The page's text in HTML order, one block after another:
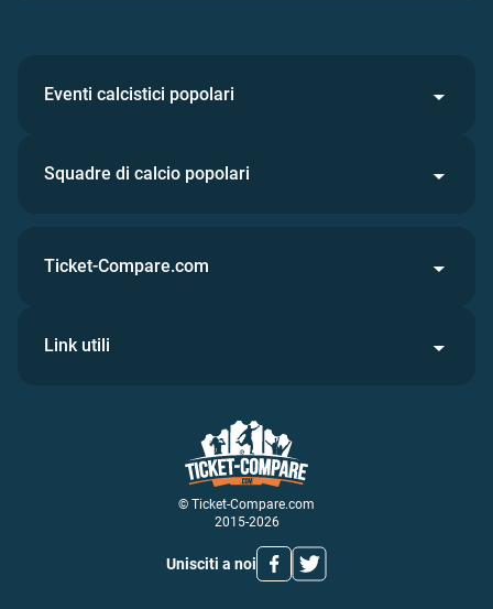
Eventi calcistici popolari
Squadre di calcio popolari
© Ticket-Compare.com
2015-2026
Unisciti a noi
Ticket-Compare.com
Link utili